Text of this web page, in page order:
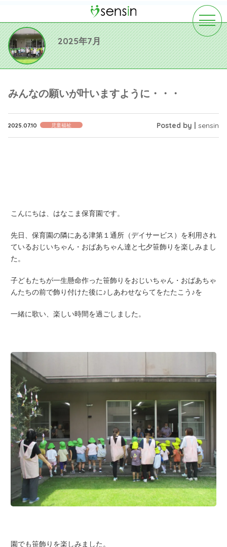
toggle
2025年7月
みんなの願いが叶いますように・・・
2025.07.10 児童福祉 Posted by | sensin
こんにちは、はなこま保育園です。
先日、保育園の隣にある津第１通所（デイサービス）を利用され
ているおじいちゃん・おばあちゃん達と七夕笹飾りを楽しみまし
た。
子どもたちが一生懸命作った笹飾りをおじいちゃん・おばあちゃ
んたちの前で飾り付けた後に♪しあわせならてをたたこう♪を
一緒に歌い、楽しい時間を過ごしました。
園でも笹飾りを楽しみました。